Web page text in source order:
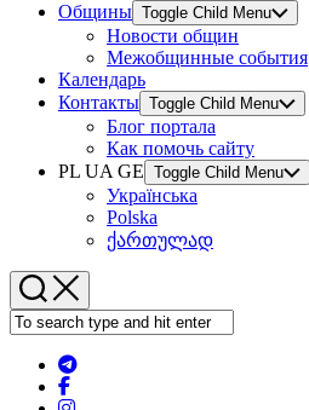
Общины Toggle Child Menu
Новости общин
Межобщинные события
Календарь
Контакты Toggle Child Menu
Блог портала
Как помочь сайту
PL UA GE Toggle Child Menu
Українська
Polska
ქართულად